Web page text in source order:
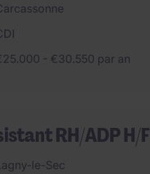
- €30.550 par an
RH/ADP H/F
le-Sec